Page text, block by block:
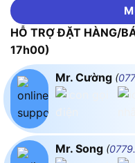
HỖ TRỢ ĐẶT HÀNG/
17h00)
Mr. Cường (
Mr. Song (